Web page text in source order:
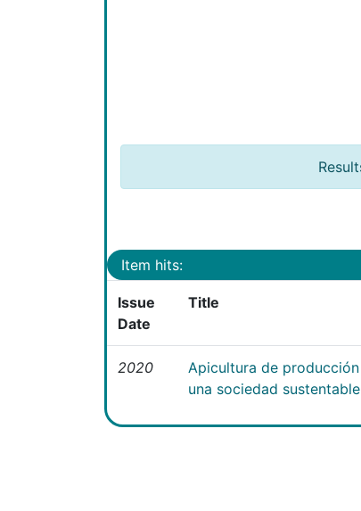
Item hits:
Issue
Date
Title
2020
Apicultura de
una sociedad sustentable